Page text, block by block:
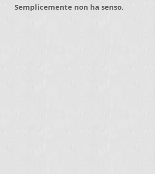
Semplicemente non ha senso.